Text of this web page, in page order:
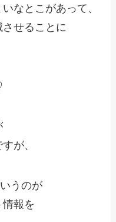
なとこがあって、
せることに
が、
うのが
報を